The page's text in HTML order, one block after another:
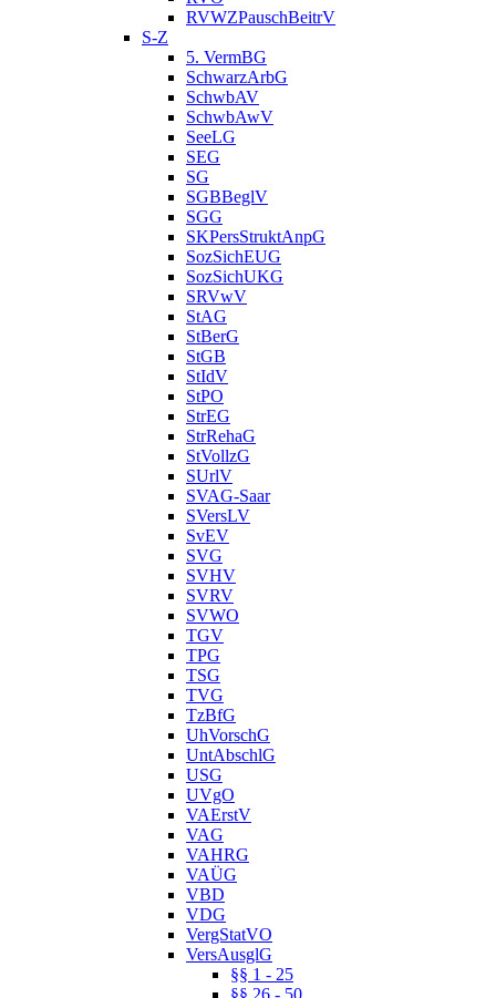
RVWZPauschBeitrV
S-Z
5. VermBG
SchwarzArbG
SchwbAV
SchwbAwV
SeeLG
SEG
SG
SGBBeglV
SGG
SKPersStruktAnpG
SozSichEUG
SozSichUKG
SRVwV
StAG
StBerG
StGB
StIdV
StPO
StrEG
StrRehaG
StVollzG
SUrlV
SVAG-Saar
SVersLV
SvEV
SVG
SVHV
SVRV
SVWO
TGV
TPG
TSG
TVG
TzBfG
UhVorschG
UntAbschlG
USG
UVgO
VAErstV
VAG
VAHRG
VAÜG
VBD
VDG
VergStatVO
VersAusglG
§§ 1 - 25
§§ 26 - 50